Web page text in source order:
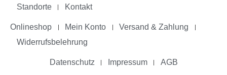
Standorte
Kontakt
Onlineshop Mein Konto
Versand & Zahlung
Widerrufsbelehrung
Datenschutz Impressum AGB